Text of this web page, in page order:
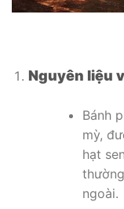
Nguyên liệu
Bánh
mỳ,
hạt
ngoài.